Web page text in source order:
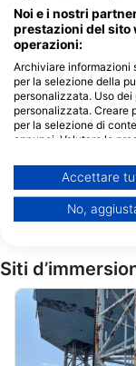
Divetech Inc
5325 Cornish
Houston, TX -
D'america
Fort Hood
Stati Uniti
Ascuba
6121 S Padre
Corpus
Uniti
Siti
Noi e i nostri
prestazioni del sito
operazioni:
Archiviare informazioni
per la selezione della
personalizzata. Uso
personalizzata. Creare
per la selezione di
annunci. Valutare le
diverse. Sviluppare e
selezione dei contenuti.
È possibile trovare
Google qui: https://
Il tuo consenso e la
Visualizza
Utilizziamo i tuoi dati
Finalità del
Accettare
No,